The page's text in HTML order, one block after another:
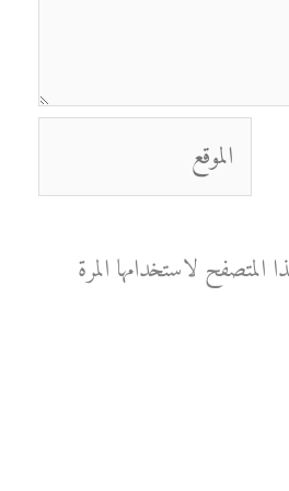
الموقع
لاستخدامها المرة